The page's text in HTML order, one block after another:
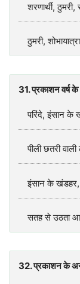
शरणार्थी,
ठुमरी,
31. प्रकाशन वर्ष
परिंदे, इंसान के
पीली छतरी
इंसान के खंडहर,
सतह से उठता
32. प्रकाशन के